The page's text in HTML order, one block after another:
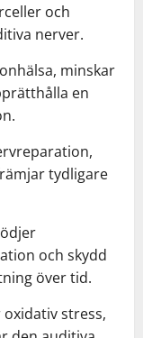
och
nerver.
minskar
en
tydligare
och skydd
över tid.
oxidativ stress,